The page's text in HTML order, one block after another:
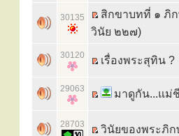
30135
สิกขาบทที่ ๑ ภิก
วินัย ๒๒๗)
30120 เรื่องพระสุทิน ?
29063 มาดูกัน...แม่
28703 วินัยของพระภิ